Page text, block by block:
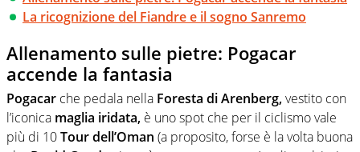
La ricognizione del Fiandre e il sogno Sanremo
Allenamento sulle pietre: Pogacar
accende la fantasia
Pogacar che pedala nella Foresta di Arenberg,vestito con
l’iconica maglia iridata, è uno spot che per il ciclismo vale
più di 10Tour dell’Oman (a proposito, forse è la volta buona